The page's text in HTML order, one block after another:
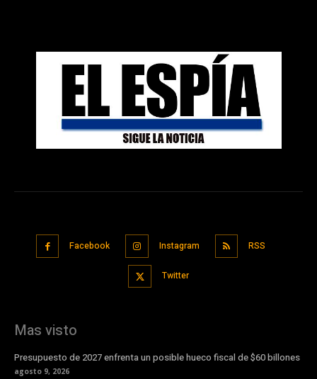
Facebook Instagram RSS
Twitter
Mas visto
Presupuesto de 2027 enfrenta un posible hueco fiscal de $60 billones
agosto 9, 2026